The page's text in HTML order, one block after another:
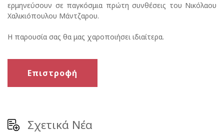
ερμηνεύσουν σε παγκόσμια πρώτη συνθέσεις του Νικόλαου
Χαλικιόπουλου Μάντζαρου.
Η παρουσία σας θα μας χαροποιήσει ιδιαίτερα.
Επιστροφή
Σχετικά Νέα